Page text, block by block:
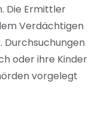
Die Ermittler
Verdächtigen
Durchsuchungen
oder ihre Kinder
vorgelegt